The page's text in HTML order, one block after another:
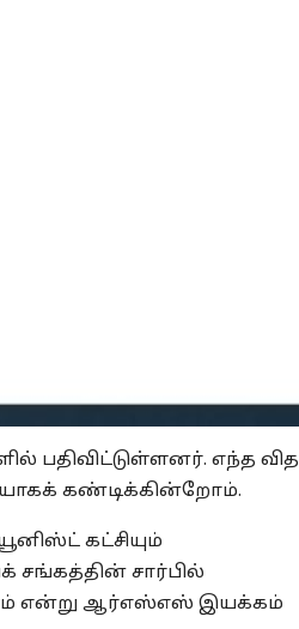
பதிவிட்டுள்ளனர். எந்த வித
கண்டிக்கின்றோம்.
கட்சியும்
சங்கத்தின் சார்பில்
என்று ஆர்எஸ்எஸ் இயக்கம்